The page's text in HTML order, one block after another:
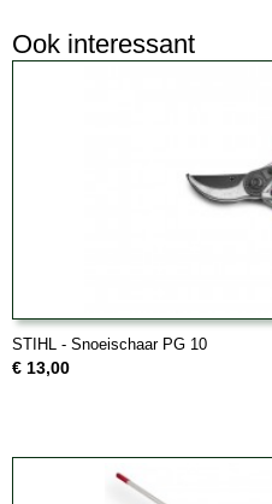
Ook interessant
STIHL - Snoeischaar PG 10
€ 13,00